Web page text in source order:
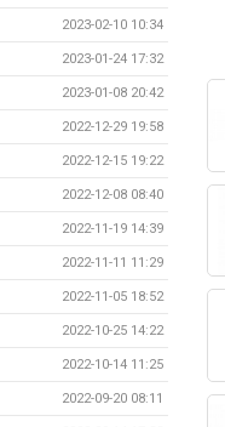
2023-02-10 10:34
2023-01-24 17:32
2023-01-08 20:42
2022-12-29 19:58
2022-12-15 19:22
2022-12-08 08:40
2022-11-19 14:39
2022-11-11 11:29
2022-11-05 18:52
2022-10-25 14:22
2022-10-14 11:25
2022-09-20 08:11